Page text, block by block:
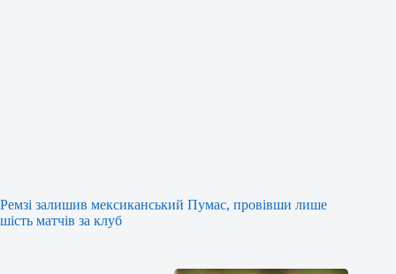
Ремзі залишив мексиканський Пумас, провівши лише
шість матчів за клуб